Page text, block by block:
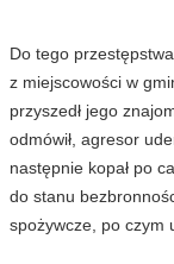
Do tego
z miejscowości w
przyszedł jego
odmówił, agresor
następnie kopał po
do stanu
spożywcze, po czym